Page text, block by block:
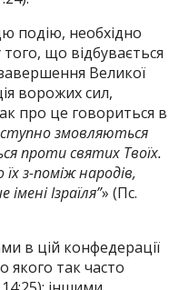
подію, необхідно
що відбувається
Великої
ворожих сил,
про це говориться в
змовляються
проти святих Твоїх.
з-поміж народів,
Ізраїля”» (Пс.
в цій конфедерації
якого так часто